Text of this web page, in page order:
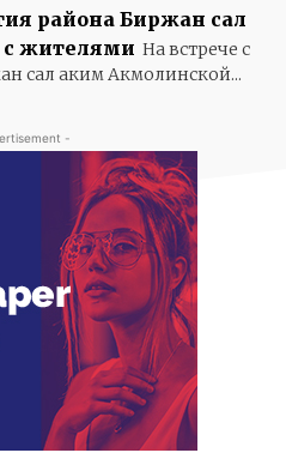
района Биржан сал
с жителями На встрече с
сал аким Акмолинской...
-